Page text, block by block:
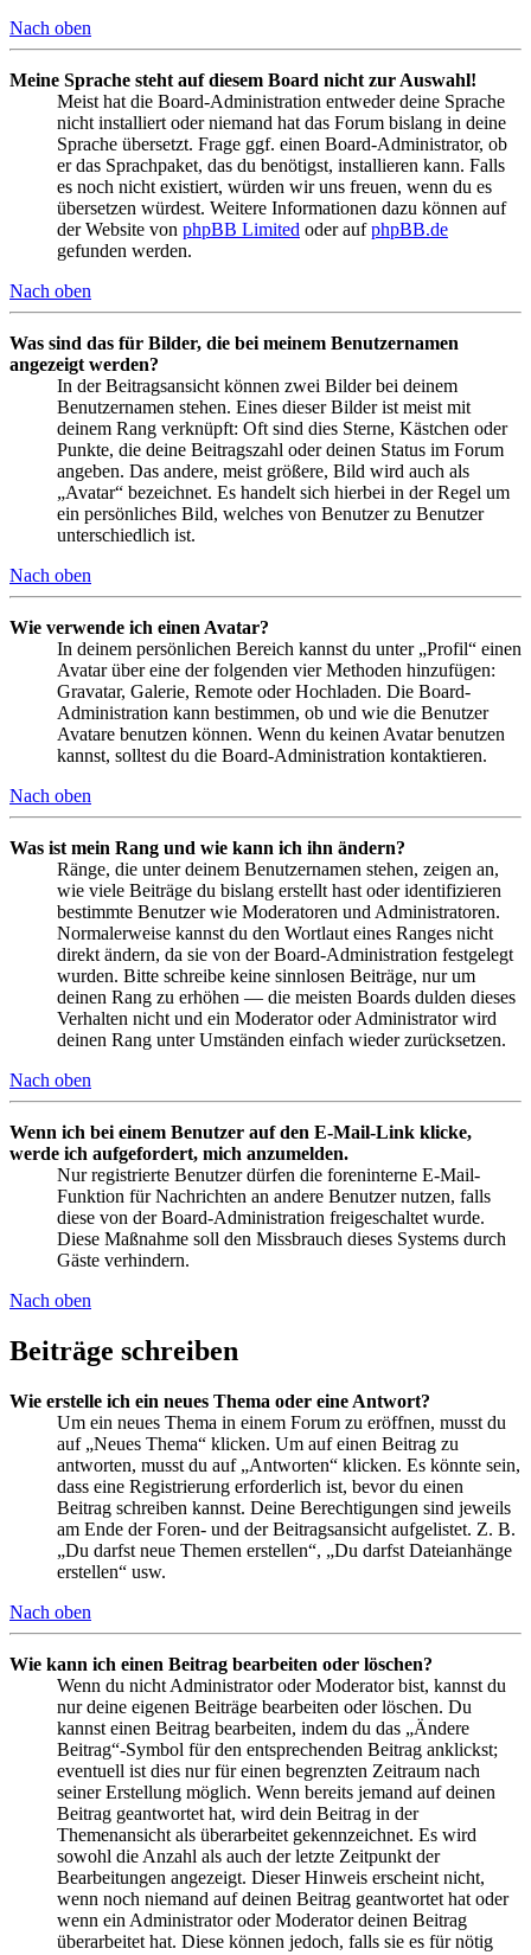
Nach oben
Meine Sprache steht auf diesem Board nicht zur Auswahl!
Meist hat die Board-Administration entweder deine Sprache
nicht installiert oder niemand hat das Forum bislang in deine
Sprache übersetzt. Frage ggf. einen Board-Administrator, ob
er das Sprachpaket, das du benötigst, installieren kann. Falls
es noch nicht existiert, würden wir uns freuen, wenn du es
übersetzen würdest. Weitere Informationen dazu können auf
der Website von phpBB Limited oder aufphpBB.de
gefunden werden.
Nach oben
Was sind das für Bilder, die bei meinem Benutzernamen
angezeigt werden?
In der Beitragsansicht können zwei Bilder bei deinem
Benutzernamen stehen. Eines dieser Bilder ist meist mit
deinem Rang verknüpft: Oft sind dies Sterne, Kästchen oder
Punkte, die deine Beitragszahl oder deinen Status im Forum
angeben. Das andere, meist größere, Bild wird auch als
„Avatar“ bezeichnet. Es handelt sich hierbei in der Regel um
ein persönliches Bild, welches von Benutzer zu Benutzer
unterschiedlich ist.
Nach oben
Wie verwende ich einen Avatar?
In deinem persönlichen Bereich kannst du unter „Profil“ einen
Avatar über eine der folgenden vier Methoden hinzufügen:
Gravatar, Galerie, Remote oder Hochladen. Die Board-
Administration kann bestimmen, ob und wie die Benutzer
Avatare benutzen können. Wenn du keinen Avatar benutzen
kannst, solltest du die Board-Administration kontaktieren.
Nach oben
Was ist mein Rang und wie kann ich ihn ändern?
Ränge, die unter deinem Benutzernamen stehen, zeigen an,
wie viele Beiträge du bislang erstellt hast oder identifizieren
bestimmte Benutzer wie Moderatoren und Administratoren.
Normalerweise kannst du den Wortlaut eines Ranges nicht
direkt ändern, da sie von der Board-Administration festgelegt
wurden. Bitte schreibe keine sinnlosen Beiträge, nur um
deinen Rang zu erhöhen — die meisten Boards dulden dieses
Verhalten nicht und ein Moderator oder Administrator wird
deinen Rang unter Umständen einfach wieder zurücksetzen.
Nach oben
Wenn ich bei einem Benutzer auf den E-Mail-Link klicke,
werde ich aufgefordert, mich anzumelden.
Nur registrierte Benutzer dürfen die foreninterne E-Mail-
Funktion für Nachrichten an andere Benutzer nutzen, falls
diese von der Board-Administration freigeschaltet wurde.
Diese Maßnahme soll den Missbrauch dieses Systems durch
Gäste verhindern.
Nach oben
Beiträge schreiben
Wie erstelle ich ein neues Thema oder eine Antwort?
Um ein neues Thema in einem Forum zu eröffnen, musst du
auf „Neues Thema“ klicken. Um auf einen Beitrag zu
antworten, musst du auf „Antworten“ klicken. Es könnte sein,
dass eine Registrierung erforderlich ist, bevor du einen
Beitrag schreiben kannst. Deine Berechtigungen sind jeweils
am Ende der Foren- und der Beitragsansicht aufgelistet. Z. B.
„Du darfst neue Themen erstellen“, „Du darfst Dateianhänge
erstellen“ usw.
Nach oben
Wie kann ich einen Beitrag bearbeiten oder löschen?
Wenn du nicht Administrator oder Moderator bist, kannst du
nur deine eigenen Beiträge bearbeiten oder löschen. Du
kannst einen Beitrag bearbeiten, indem du das „Ändere
Beitrag“-Symbol für den entsprechenden Beitrag anklickst;
eventuell ist dies nur für einen begrenzten Zeitraum nach
seiner Erstellung möglich. Wenn bereits jemand auf deinen
Beitrag geantwortet hat, wird dein Beitrag in der
Themenansicht als überarbeitet gekennzeichnet. Es wird
sowohl die Anzahl als auch der letzte Zeitpunkt der
Bearbeitungen angezeigt. Dieser Hinweis erscheint nicht,
wenn noch niemand auf deinen Beitrag geantwortet hat oder
wenn ein Administrator oder Moderator deinen Beitrag
überarbeitet hat. Diese können jedoch, falls sie es für nötig